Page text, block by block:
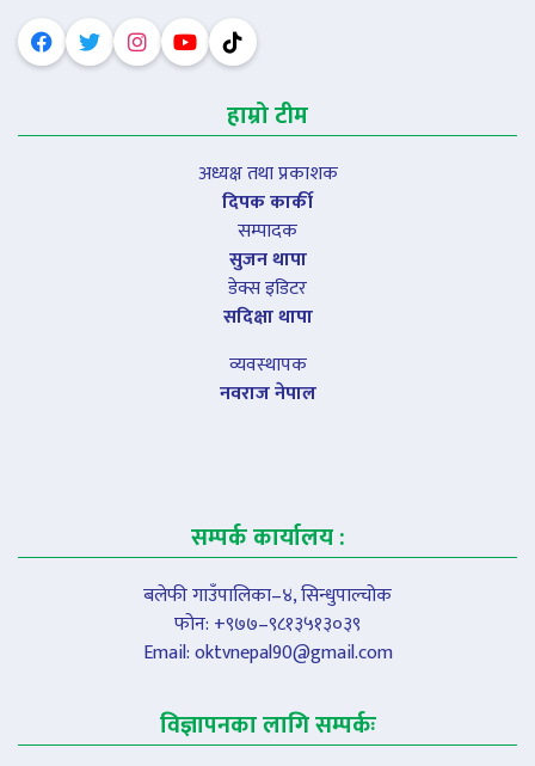
हाम्रो टीम
अध्यक्ष तथा प्रकाशक
दिपक कार्की
सम्पादक
सुजन थापा
डेक्स इडिटर
सदिक्षा थापा
व्यवस्थापक
नवराज नेपाल
सम्पर्क कार्यालय :
बलेफी गाउँपालिका–४, सिन्धुपाल्चोक
फोन: +९७७–९८१३५१३०३९
Email:oktvnepal90@gmail.com
विज्ञापनका लागि सम्पर्कः